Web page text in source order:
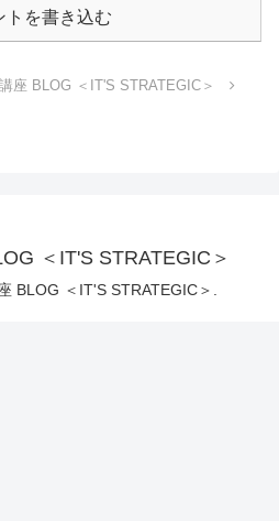
トを書き込む
座 BLOG ＜IT'S STRATEGIC＞
＜IT'S STRATEGIC＞
BLOG ＜IT'S STRATEGIC＞.